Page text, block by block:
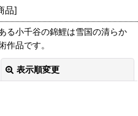
品]
る小千谷の錦鯉は雪国の清らか
作品です。
表示順変更